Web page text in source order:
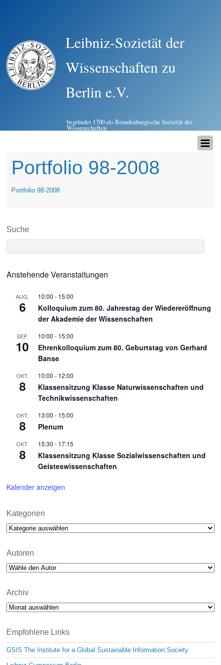
Leibniz-Sozietät der
Wissenschaften zu
Berlin e.V.
begründet 1700 als Brandenburgische Sozietät der
Wissenschaften
Portfolio 98-2008
Portfolio 98-2008
Suche
Anstehende Veranstaltungen
AUG.
6
10:00 - 15:00
Kolloquium zum 80. Jahrestag der Wiedereröffnung
der Akademie der Wissenschaften
SEP.
10
10:00 - 15:00
Ehrenkolloquium zum 80. Geburtstag von Gerhard
Banse
OKT.
8
10:00 - 12:00
Klassensitzung Klasse Naturwissenschaften und
Technikwissenschaften
OKT.
8
13:00 - 15:00
Plenum
OKT.
8
15:30 - 17:15
Klassensitzung Klasse Sozialwissenschaften und
Geisteswissenschaften
Kalender anzeigen
Kategorien
Kategorien
Autoren
Archiv
Archiv
Empfohlene Links
GSIS The Institute for a Global Sustainable Information Society